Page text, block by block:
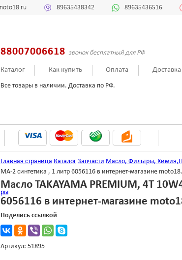
89635438342 89635436516
88007006618 звонок бесплатный для РФ
Каталог Как купить Оплата Доставка
Все товары в наличии. Доставка по РФ.
Главная страница Каталог Запчасти Масло, Фильтры,
MA-2 синтетика , 1 литр 6056116 в интернет-магазине
Масло TAKAYAMA PREMIUM, 4T
6056116 в интернет-магазине
Поделись ссылкой
Артикул: 51895